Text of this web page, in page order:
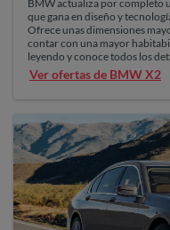
BMW actualiza por completo
que gana en diseño y
Ofrece unas dimensiones
contar con una mayor
leyendo y conoce todos los
Ver ofertas de BMW X2